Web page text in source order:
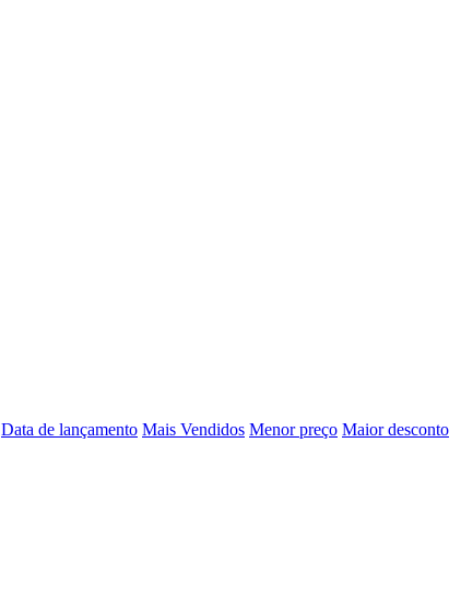
Data de lançamento Mais Vendidos Menor preço Maior desconto